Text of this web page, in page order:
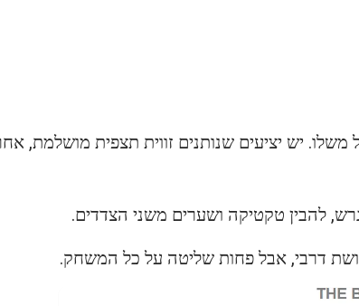
יש יציעים שנותנים זווית תצפית מושלמת,